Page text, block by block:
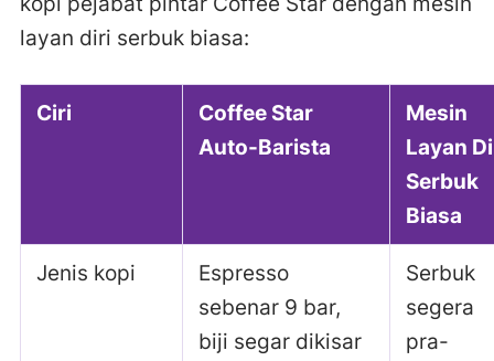
layan diri serbuk biasa:
Ciri
Coffee Star
Auto-Barista
Mesin
Layan
Serbuk
Biasa
Jenis kopi
Espresso
sebenar 9 bar,
biji segar dikisar
Serbuk
segera
pra-